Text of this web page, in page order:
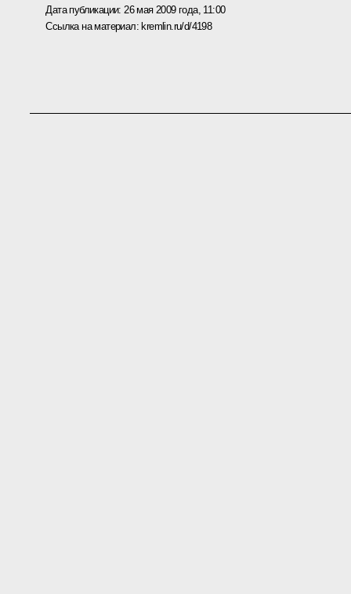
Дата публикации: 26 мая 2009 года, 11:00
Ссылка на материал:kremlin.ru/d/4198